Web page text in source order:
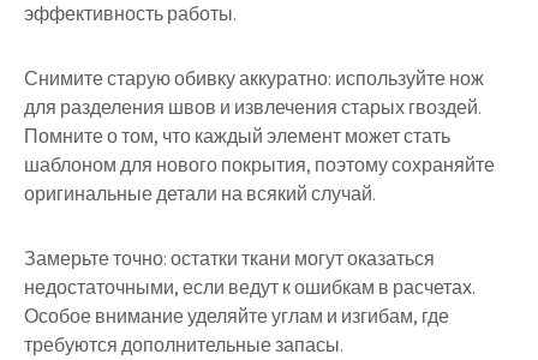
эффективность работы.
Снимите старую обивку аккуратно: используйте нож
для разделения швов и извлечения старых гвоздей.
Помните о том, что каждый элемент может стать
шаблоном для нового покрытия, поэтому сохраняйте
оригинальные детали на всякий случай.
Замерьте точно:остатки ткани могут оказаться
недостаточными, если ведут к ошибкам в расчетах.
Особое внимание уделяйте углам и изгибам, где
требуются дополнительные запасы.